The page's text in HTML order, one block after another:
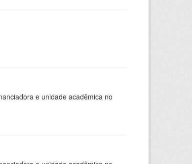
e unidade acadêmica no